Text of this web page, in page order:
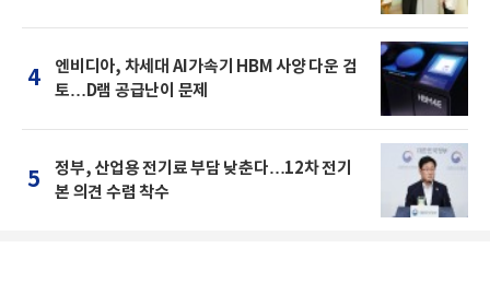
4
엔비디아, 차세대 AI가속기 HBM 사양 다운 검
토…D램 공급난이 문제
5
정부, 산업용 전기료 부담 낮춘다…12차 전기
본 의견 수렴 착수